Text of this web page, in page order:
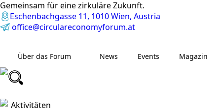
Gemeinsam für eine zirkuläre Zukunft.
Eschenbachgasse 11, 1010 Wien, Austria
office@circulareconomyforum.at
Über das Forum News Events Magazin
Aktivitäten